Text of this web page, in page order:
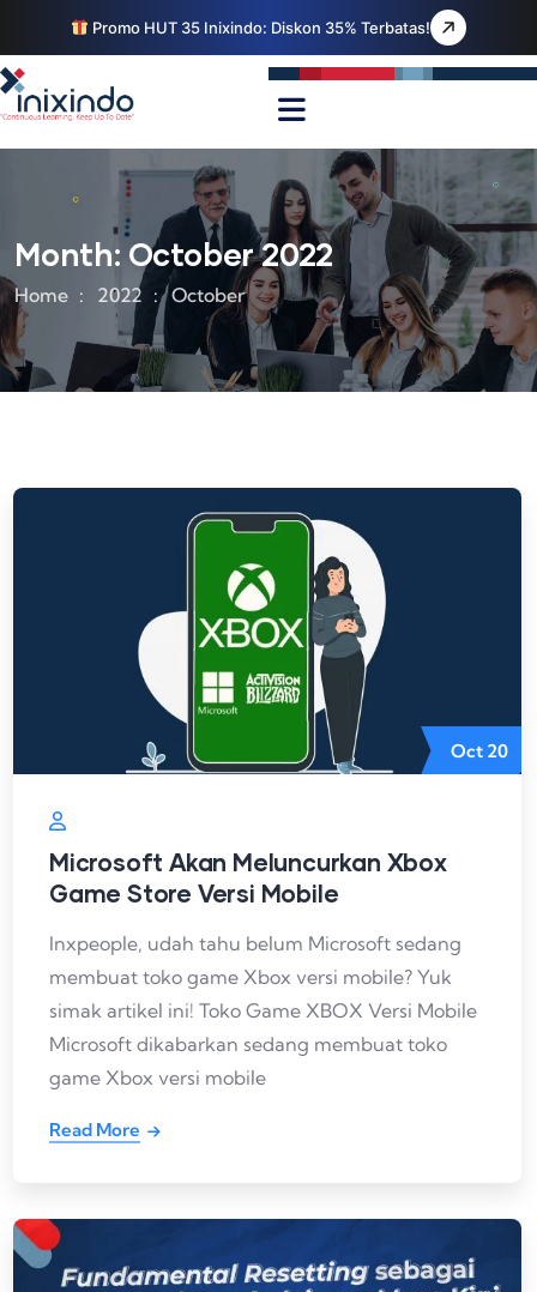
Promo HUT 35 Inixindo: Diskon 35% Terbatas!
Month: October 2022
Home 2022 October
Oct 20
Microsoft Akan Meluncurkan Xbox
Game Store Versi Mobile
Inxpeople, udah tahu belum Microsoft sedang
membuat toko game Xbox versi mobile? Yuk
simak artikel ini! Toko Game XBOX Versi Mobile
Microsoft dikabarkan sedang membuat toko
game Xbox versi mobile
Read More